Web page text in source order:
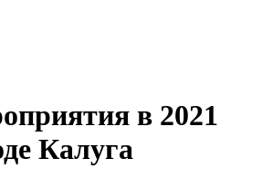
в 2021
Калуга